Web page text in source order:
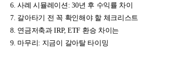
사례 시뮬레이션: 30년 후 수익률 차이
갈아타기 전 꼭 확인해야 할 체크리스트
연금저축과 IRP, ETF 환승 차이는
마무리: 지금이 갈아탈 타이밍